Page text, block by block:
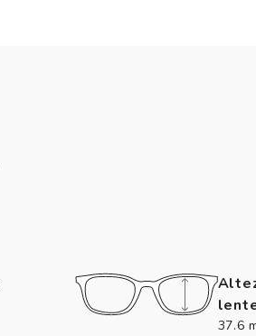
37.6